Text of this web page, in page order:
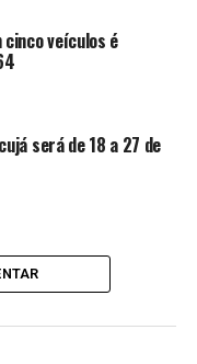
veículos é
será de 18 a 27 de